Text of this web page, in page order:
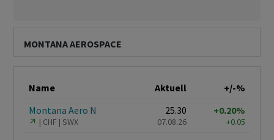
MONTANA AEROSPACE
Name Aktuell
+/-%
Montana Aero N
CHF SWX
25.30
07.08.26
+0.20%
+0.05